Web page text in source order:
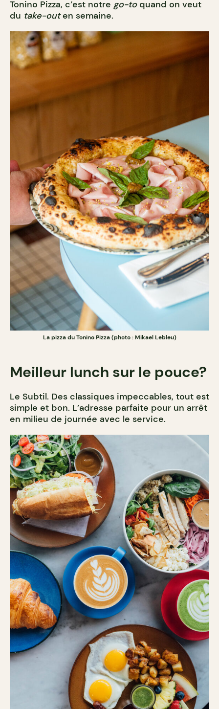
Tonino Pizza, c’est notre go-toquand on veut
du take-outen semaine.
La pizza du Tonino Pizza (photo : Mikael Lebleu)
Meilleur lunch sur le pouce?
Le Subtil. Des classiques impeccables, tout est
simple et bon. L’adresse parfaite pour un arrêt
en milieu de journée avec le service.